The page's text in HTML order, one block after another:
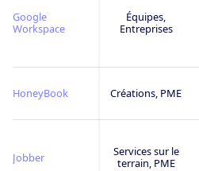
Google
Workspace
Équipes,
Entreprises
HoneyBook Créations, PME
Jobber
Services sur le
terrain, PME